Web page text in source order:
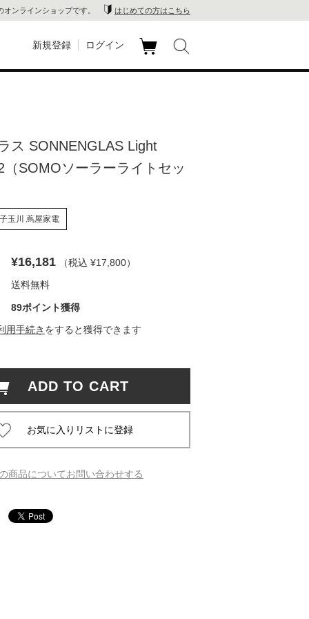
ンラインショップです。 はじめての方はこちら
蔦
屋
店
屋
新規登録 ログイン
ス SONNENGLAS Light
（SOMOソーラーライトセッ
玉川 蔦屋家電
¥16,181 （税込 ¥17,800）
送料無料
89ポイント獲得
用手続き をすると獲得できます
ADD TO CART
商品についてお問い合わせする